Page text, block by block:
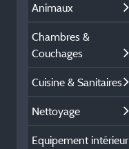
Animaux
Chambres &
Couchages
Cuisine & Sanitaires
Nettoyage
Equipement intérieur